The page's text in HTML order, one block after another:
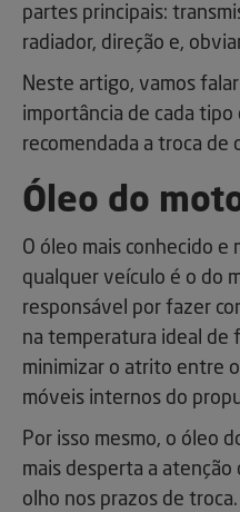
partes principais:
radiador, direção e,
Neste artigo, vamos
importância de cada tipo
recomendada a troca de
Óleo do
O óleo mais conhecido e
qualquer veículo é o do
responsável por fazer
na temperatura ideal de
minimizar o atrito entre
móveis internos do
Por isso mesmo, o óleo
mais desperta a
olho nos prazos de